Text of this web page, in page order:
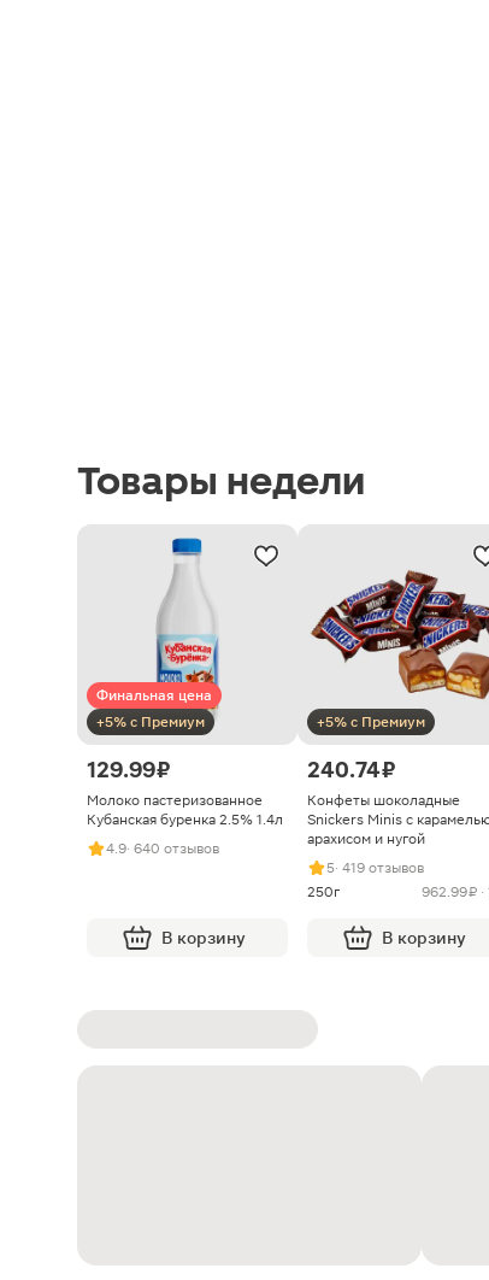
Товары недели
Финальная цена
+5% с Премиум
129.99 ₽
Молоко пастеризованное
Кубанская буренка 2.5% 1.4л
4.9· 640 отзывов
В корзину
+5% с Премиум
240.74 ₽
Конфеты шоколадные
Snickers Minis с
арахисом и нугой
5· 419 отзывов
250г
962.99 ₽ ·
В корзину